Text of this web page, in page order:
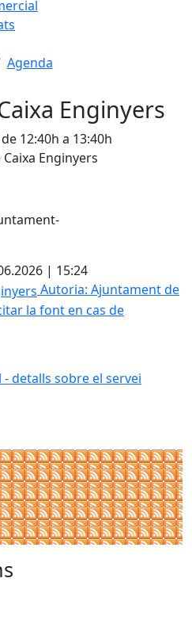
Agenda
Enginyers
12:40h a 13:40h
Enginyers
| 15:24
Autoria: Ajuntament de
la font en cas de
detalls sobre el servei